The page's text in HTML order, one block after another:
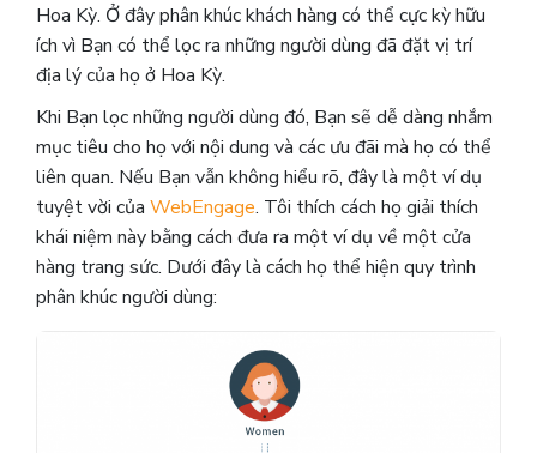
Hoa Kỳ. Ở đây phân khúc khách hàng có thể cực kỳ hữu
ích vì Bạn có thể lọc ra những người dùng đã đặt vị trí
địa lý của họ ở Hoa Kỳ.
Khi Bạn lọc những người dùng đó, Bạn sẽ dễ dàng nhắm
mục tiêu cho họ với nội dung và các ưu đãi mà họ có thể
liên quan. Nếu Bạn vẫn không hiểu rõ, đây là một ví dụ
tuyệt vời củaWebEngage. Tôi thích cách họ giải thích
khái niệm này bằng cách đưa ra một ví dụ về một cửa
hàng trang sức. Dưới đây là cách họ thể hiện quy trình
phân khúc người dùng: